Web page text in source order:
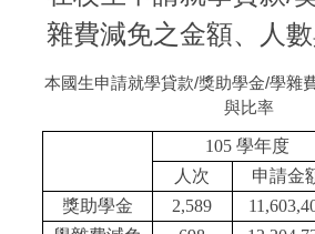
雜費減免之金額、人
本國生申請就學貸款/獎助學金/學雜
與比率
105 學年度
人次
申請金
獎助學金
2,589